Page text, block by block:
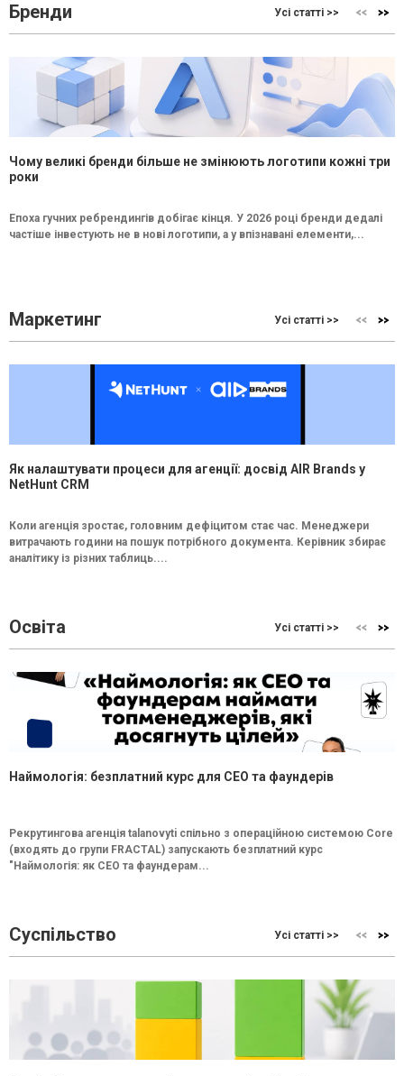
Бренди Усі статті >>
Чому великі бренди більше не змінюють логотипи кожні три
роки
Епоха гучних ребрендингів добігає кінця. У 2026 році бренди дедалі
частіше інвестують не в нові логотипи, а у впізнавані елементи,...
Маркетинг Усі статті >>
Як налаштувати процеси для агенції: досвід AIR Brands у
NetHunt CRM
Коли агенція зростає, головним дефіцитом стає час. Менеджери
витрачають години на пошук потрібного документа. Керівник збирає
аналітику із різних таблиць....
Освіта Усі статті >>
Наймологія: безплатний курс для CEO та фаундерів
Рекрутингова агенція talanovyti спільно з операційною системою Core
(входять до групи FRACTAL) запускають безплатний курс
"Наймологія: як СEO та фаундерам...
Суспільство Усі статті >>